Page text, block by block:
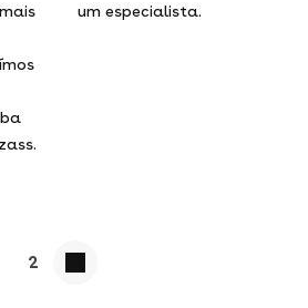
um especialista.
2